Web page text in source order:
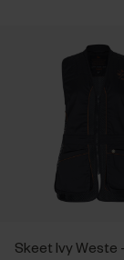
Skeet Ivy Weste